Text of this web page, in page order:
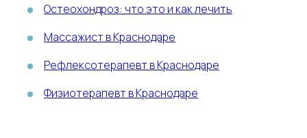
Остеохондроз: что это и как лечить
Массажист в Краснодаре
Рефлексотерапевт в Краснодаре
Физиотерапевт в Краснодаре